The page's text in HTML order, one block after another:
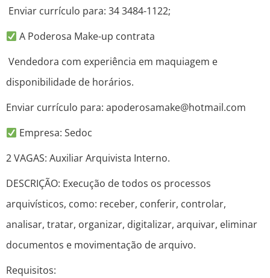
Enviar currículo para: 34 3484-1122;
A Poderosa Make-up contrata
Vendedora com experiência em maquiagem e
disponibilidade de horários.
Enviar currículo para: apoderosamake@hotmail.com
Empresa: Sedoc
2 VAGAS: Auxiliar Arquivista Interno.
DESCRIÇÃO: Execução de todos os processos
arquivísticos, como: receber, conferir, controlar,
analisar, tratar, organizar, digitalizar, arquivar, eliminar
documentos e movimentação de arquivo.
Requisitos: